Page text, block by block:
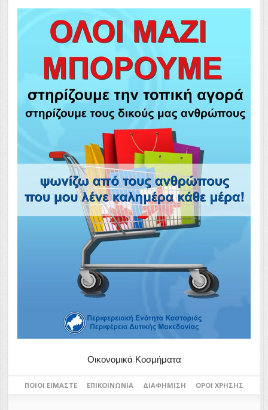
Οικονομικά Κοσμήματα
ΠΟΙΟΙ ΕΊΜΑΣΤΕ ΕΠΙΚΟΙΝΩΝΊΑ ΔΙΑΦΉΜΙΣΗ ΌΡΟΙ ΧΡΉΣΗΣ